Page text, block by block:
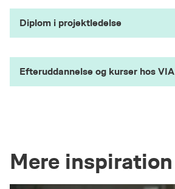
Diplom i projektledelse
Efteruddannelse og kurser hos VIA
Mere inspiration